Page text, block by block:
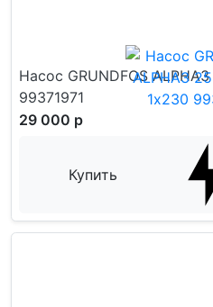
Насос GRUNDFOS
99371971
29 000 р
Купить